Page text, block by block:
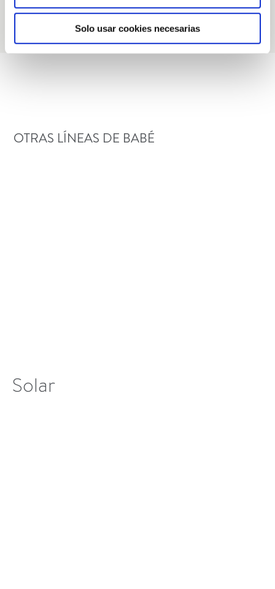
Solo usar cookies necesarias
OTRAS LÍNEAS DE BABÉ
Solar